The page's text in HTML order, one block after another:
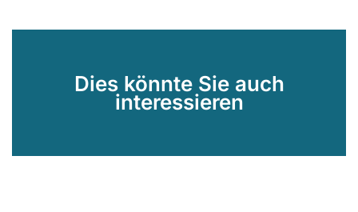
Dies könnte Sie auch
interessieren